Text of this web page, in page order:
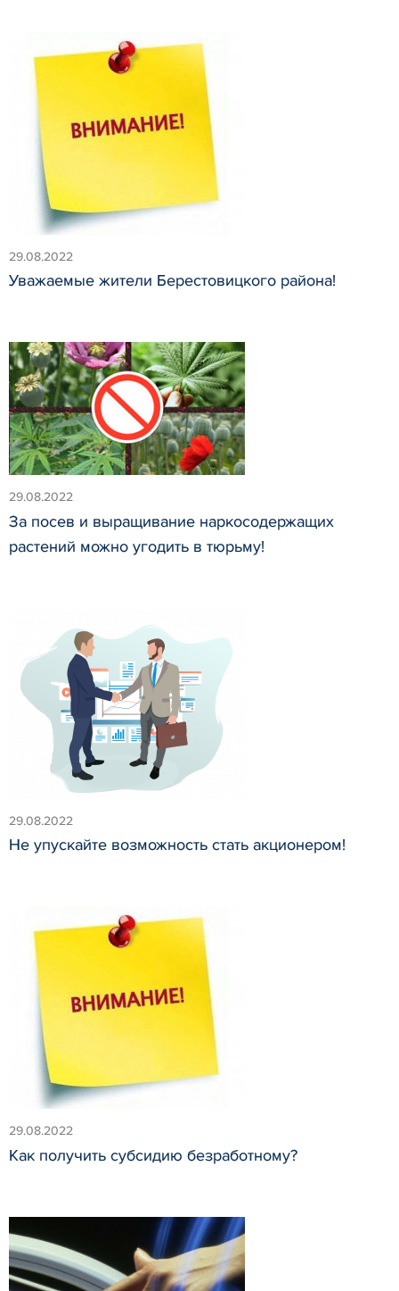
29.08.2022
Уважаемые жители Берестовицкого района!
29.08.2022
За посев и выращивание наркосодержащих
растений можно угодить в тюрьму!
29.08.2022
Не упускайте возможность стать акционером!
29.08.2022
Как получить субсидию безработному?